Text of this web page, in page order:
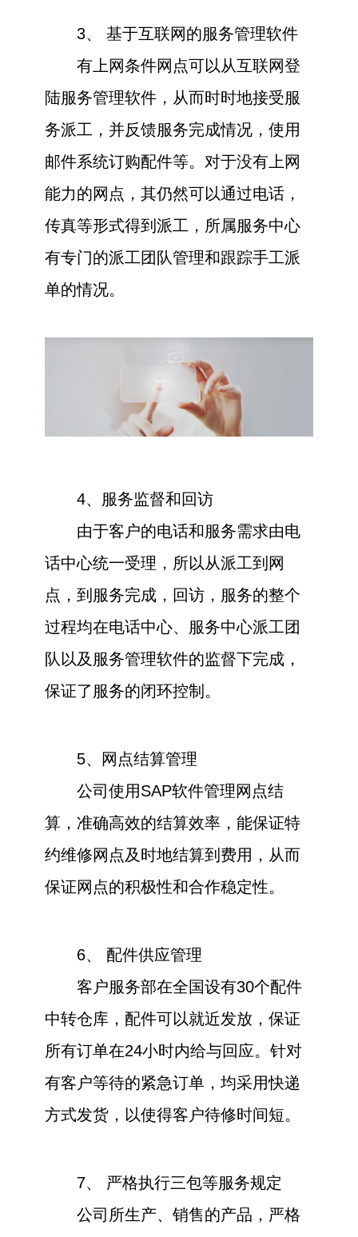
3、 基于互联网的服务管理软件
有上网条件网点可以从互联网登
陆服务管理软件，从而时时地接受服
务派工，并反馈服务完成情况，使用
邮件系统订购配件等。对于没有上网
能力的网点，其仍然可以通过电话，
传真等形式得到派工，所属服务中心
有专门的派工团队管理和跟踪手工派
单的情况。
4、服务监督和回访
由于客户的电话和服务需求由电
话中心统一受理，所以从派工到网
点，到服务完成，回访，服务的整个
过程均在电话中心、服务中心派工团
队以及服务管理软件的监督下完成，
保证了服务的闭环控制。
5、网点结算管理
公司使用SAP软件管理网点结
算，准确高效的结算效率，能保证特
约维修网点及时地结算到费用，从而
保证网点的积极性和合作稳定性。
6、 配件供应管理
客户服务部在全国设有30个配件
中转仓库，配件可以就近发放，保证
所有订单在24小时内给与回应。针对
有客户等待的紧急订单，均采用快递
方式发货，以使得客户待修时间短。
7、 严格执行三包等服务规定
公司所生产、销售的产品，严格